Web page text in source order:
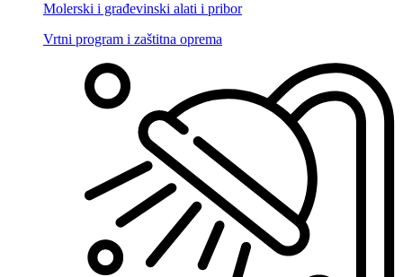
Molerski i građevinski alati i pribor
Vrtni program i zaštitna oprema